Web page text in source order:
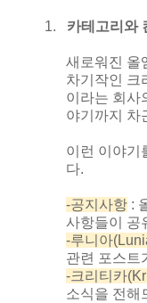
1. 카테고리와
새로워진 올
차기작인 크
이라는 회사
야기까지 차
이런 이야기
다.
-공지사항 :
사항들이 공
-루니아
관련 포스트
-크리티카
소식을 전해